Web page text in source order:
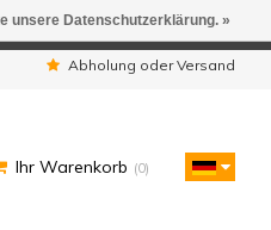
Abholung oder Versand
Ihr Warenkorb (0)
unsere Datenschutzerklärung. »